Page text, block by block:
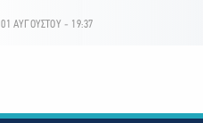
01 ΑΥΓΟΥΣΤΟΥ - 19:37